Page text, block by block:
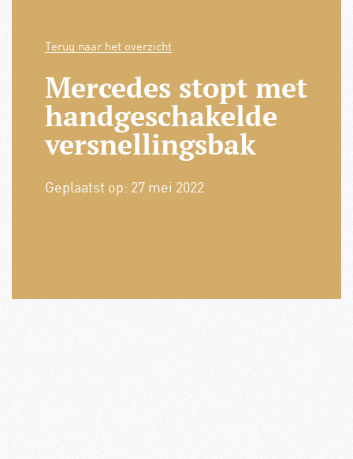
Terug naar het overzicht
Mercedes stopt met
handgeschakelde
versnellingsbak
Geplaatst op: 27 mei 2022